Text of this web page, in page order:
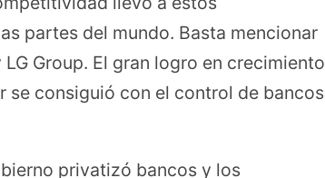
partes del mundo. Basta mencionar
Group. El gran logro en crecimiento
se consiguió con el control de bancos
privatizó bancos y los